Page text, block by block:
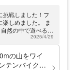
けますよ♪ 半分以
バイク初ですが「乗
プルの方もおすす
挑戦しました！フ
しめました。 ま
然の中で遊べるの
2025/4/29
の山をワイ
テンバイク３